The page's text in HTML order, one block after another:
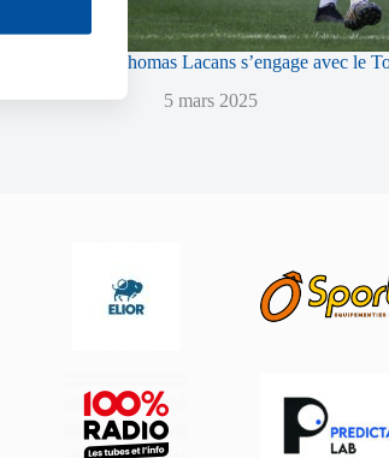
Thomas Lacans s’engage avec le
5 mars 2025